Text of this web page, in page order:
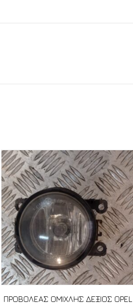
ΠΡΟΒΟΛΕΑΣ ΟΜΙΧΛΗΣ ΔΕΞΙΟΣ OPEL